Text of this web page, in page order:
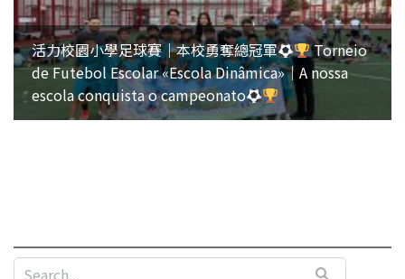
活力校園小學足球賽｜本校勇奪總冠軍
Torneio
de Futebol Escolar «Escola Dinâmica»｜A nossa
escola conquista o campeonato